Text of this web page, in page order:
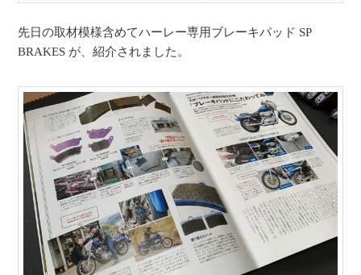
先日の取材模様含めてハーレー専用ブレーキパッド SP
BRAKES が、紹介されました。